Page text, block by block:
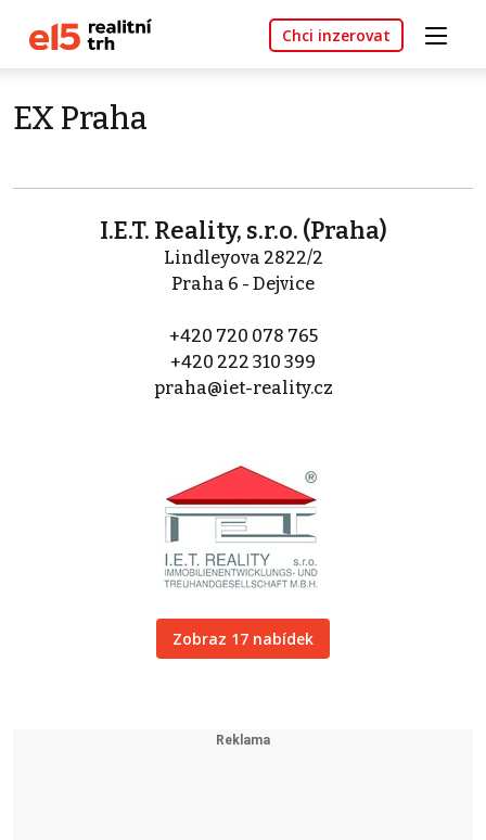
Chci inzerovat
EX Praha
I.E.T. Reality, s.r.o. (Praha)
Lindleyova 2822/2
Praha 6 - Dejvice
+420 720 078 765
+420 222 310 399
praha@iet-reality.cz
Zobraz 17 nabídek